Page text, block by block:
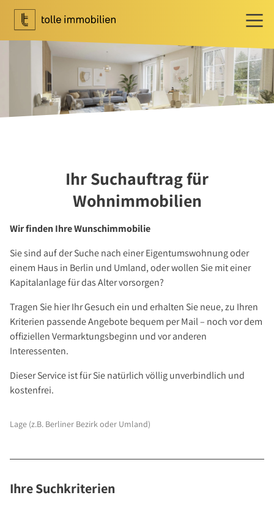
Ihr Makler für Wohnen
Immobilie bewerten
Immobilie verkaufen
Newsletter Wohnen
Referenzen
Investment Suchauftrag
Immobilie kaufen
Immobilienangebote
Immobilienmarkt
Suchauftrag Wohnen
Services
News
Ihr Suchauftrag für
Wohnimmobilien
Wir finden Ihre Wunschimmobilie
Sie sind auf der Suche nach einer Eigentumswohnung oder
einem Haus in Berlin und Umland, oder wollen Sie mit einer
Kapitalanlage für das Alter vorsorgen?
Tragen Sie hier Ihr Gesuch ein und erhalten Sie neue, zu Ihren
Kriterien passende Angebote bequem per Mail – noch vor dem
offiziellen Vermarktungsbeginn und vor anderen
Interessenten.
Dieser Service ist für Sie natürlich völlig unverbindlich und
kostenfrei.
Lage (z.B. Berliner Bezirk oder Umland)
Ihre Suchkriterien